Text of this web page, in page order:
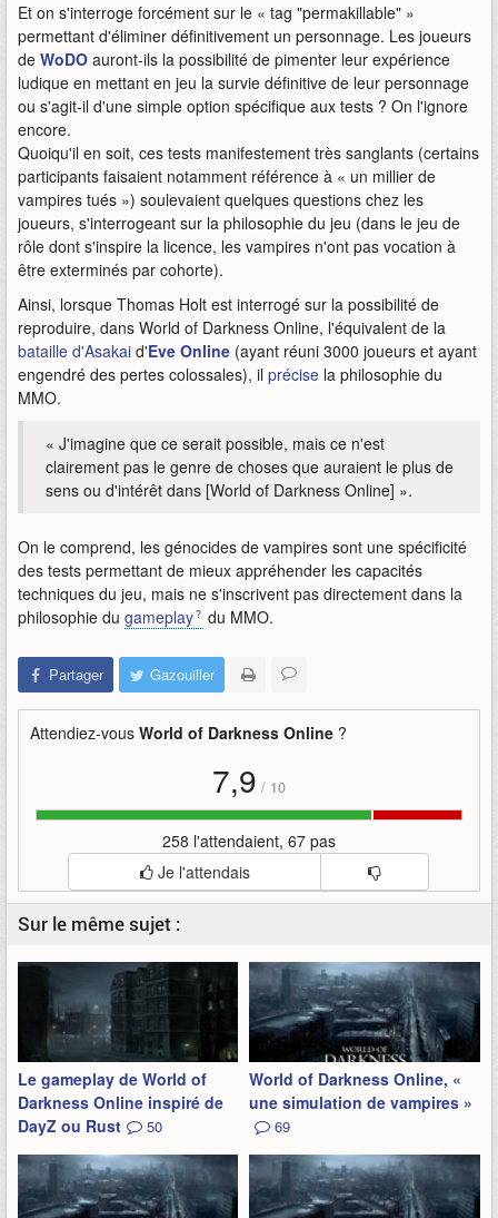
Et on s'interroge forcément sur le « tag "permakillable" »
permettant d'éliminer définitivement un personnage. Les joueurs
de WoDO auront-ils la possibilité de pimenter leur expérience
ludique en mettant en jeu la survie définitive de leur personnage
ou s'agit-il d'une simple option spécifique aux tests ? On l'ignore
encore.
Quoiqu'il en soit, ces tests manifestement très sanglants (certains
participants faisaient notamment référence à « un millier de
vampires tués ») soulevaient quelques questions chez les
joueurs, s'interrogeant sur la philosophie du jeu (dans le jeu de
rôle dont s'inspire la licence, les vampires n'ont pas vocation à
être exterminés par cohorte).
Ainsi, lorsque Thomas Holt est interrogé sur la possibilité de
reproduire, dans World of Darkness Online, l'équivalent de la
bataille d'Asakai d'Eve Online (ayant réuni 3000 joueurs et ayant
engendré des pertes colossales), il précise la philosophie du
MMO.
« J'imagine que ce serait possible, mais ce n'est
clairement pas le genre de choses que auraient le plus de
sens ou d'intérêt dans [World of Darkness Online] ».
On le comprend, les génocides de vampires sont une spécificité
des tests permettant de mieux appréhender les capacités
techniques du jeu, mais ne s'inscrivent pas directement dans la
philosophie du gameplay du MMO.
Partager Gazouiller
Attendiez-vous World of Darkness Online ?
7,9 / 10
258 l'attendaient, 67 pas
Je l'attendais
Sur le même sujet :
Le gameplay de World of
Darkness Online inspiré de
DayZ ou Rust
50
World of Darkness Online, «
une simulation de vampires »
69